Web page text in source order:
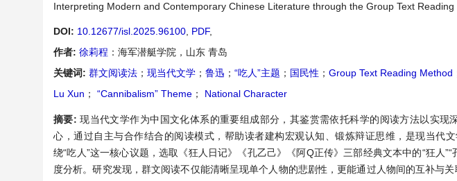
Interpreting Modern and Contemporary Chinese Literature through the Group Text
DOI: 10.12677/isl.2025.96100 PDF,
作者: 徐莉程 ：海军潜艇学院，山东 青岛
关键词: 群文阅读法 ； 现当代文学 ； 鲁迅 ； “吃人”主题 ； 国民性 ； Group Text Reading Method
Lu Xun ； “Cannibalism” Theme ； National Character
摘要:现当代文学作为中国文化体系的重要组成部分，其鉴赏需依托科学的阅读方法以实现
心，通过自主与合作结合的阅读模式，帮助读者建构宏观认知、锻炼辩证思维，是现当代
绕“吃人”这一核心议题，选取《狂人日记》《孔乙己》《阿Q正传》三部经典文本中的“狂人
度分析。研究发现，群文阅读不仅能清晰呈现单个人物的悲剧性，更能通过人物间的互补与